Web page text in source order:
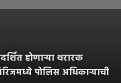
होणाऱ्या थरारक
पोलिस अधिकाऱ्याची